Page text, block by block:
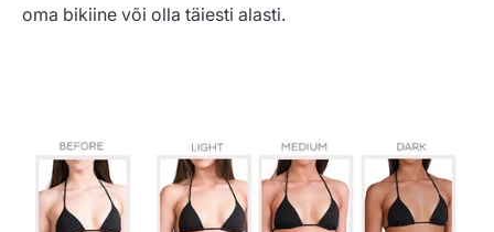
oma bikiine või olla täiesti alasti.